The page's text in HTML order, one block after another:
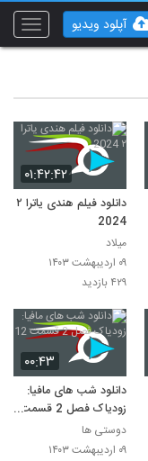
Toggle
آپلود ویدیو
۰۱:۴۲:۴۲
دانلود فیلم هندی یاترا ۲
2024
میلاد
۰۹ اردیبهشت ۱۴۰۳
۴۲۹ بازدید
۰۰:۴۳
دانلود شب های مافیا:
زودیاک فصل 2 قسمت
12
دوستی ها
۰۹ اردیبهشت ۱۴۰۳